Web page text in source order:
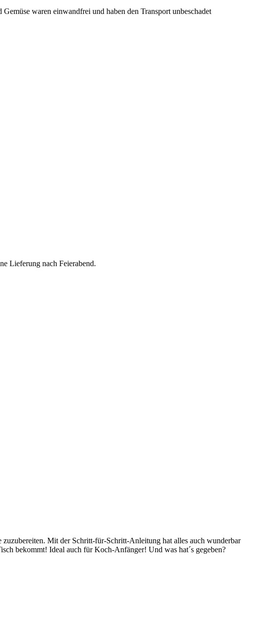
waren einwandfrei und haben den Transport unbeschadet
Lieferung nach Feierabend.
Mit der Schritt-für-Schritt-Anleitung hat alles auch wunderbar
bekommt! Ideal auch für Koch-Anfänger! Und was hat´s gegeben?